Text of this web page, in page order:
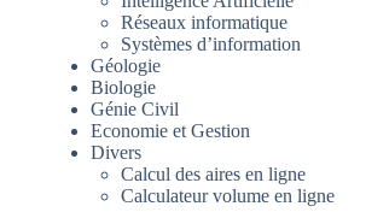
Réseaux informatique
Systèmes d’information
Géologie
Biologie
Génie Civil
Economie et Gestion
Divers
Calcul des aires en ligne
Calculateur volume en ligne